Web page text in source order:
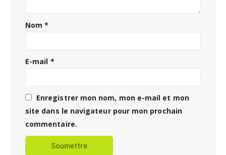
Nom*
E-mail *
Enregistrer mon nom, mon e-mail et mon
site dans le navigateur pour mon prochain
commentaire.